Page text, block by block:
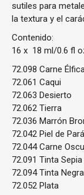
sutiles para
la textura y el
Contenido:
16 x 18 ml/0.6 fl
72.098 Carne
72.061 Caqui
72.063 Desierto
72.062 Tierra
72.036 Marrón
72.042 Piel de
72.044 Carne
72.091 Tinta Sepia
72.094 Tinta Negra
72.052 Plata